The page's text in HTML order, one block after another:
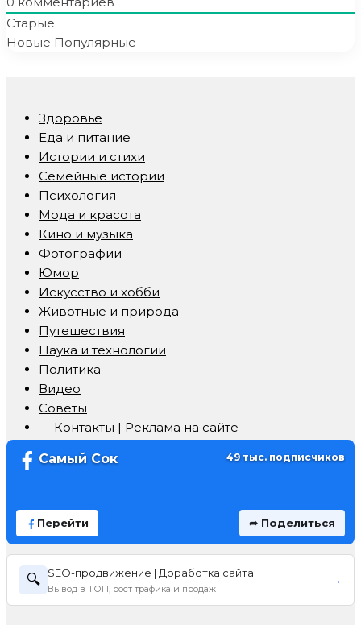
Старые
Новые Популярные
Здоровье
Еда и питание
Истории и стихи
Семейные истории
Психология
Мода и красота
Кино и музыка
Фотографии
Юмор
Искусство и хобби
Животные и природа
Путешествия
Наука и технологии
Политика
Видео
Советы
— Контакты | Реклама на сайте
Самый Сок 49 тыс. подписчиков
Перейти ➦ Поделиться
🔍 SEO-продвижение | Доработка сайта
Вывод в ТОП, рост трафика и продаж
→